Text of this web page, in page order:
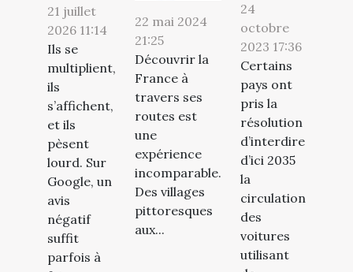
21 juillet
2026 11:14
Ils se
multiplient,
ils
s’affichent,
et ils
pèsent
lourd. Sur
Google, un
avis
négatif
suffit
parfois à
22 mai 2024
21:25
Découvrir la
France à
travers ses
routes est
une
expérience
incomparable.
Des villages
pittoresques
aux...
24
octobre
2023 17:36
Certains
pays ont
pris la
résolution
d’interdire
d’ici 2035
la
circulation
des
voitures
utilisant